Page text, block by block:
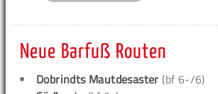
Neue Barfuß Routen
Dobrindts Mautdesaster (bf 6-/6)